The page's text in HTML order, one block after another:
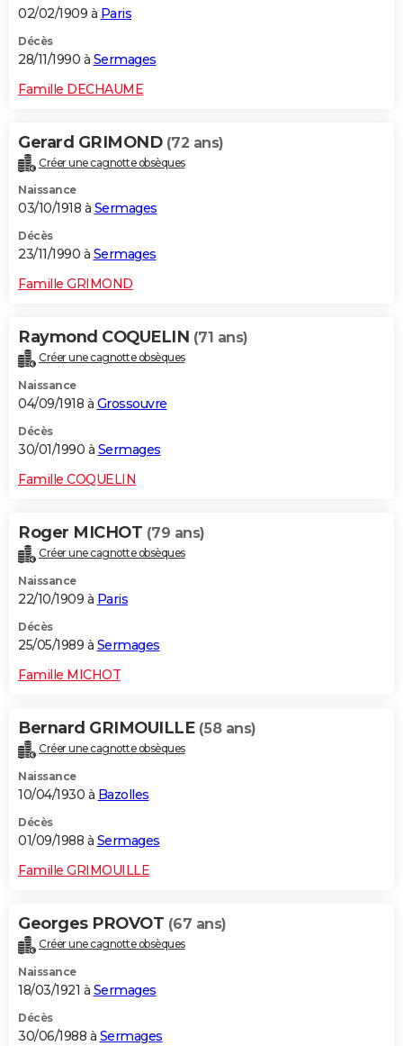
02/02/1909 à Paris
Décès
28/11/1990 à Sermages
Famille DECHAUME
Gerard GRIMOND (72 ans)
Créer une cagnotte obsèques
Naissance
03/10/1918 à Sermages
Décès
23/11/1990 à Sermages
Famille GRIMOND
Raymond COQUELIN (71 ans)
Créer une cagnotte obsèques
Naissance
04/09/1918 à Grossouvre
Décès
30/01/1990 à Sermages
Famille COQUELIN
Roger MICHOT (79 ans)
Créer une cagnotte obsèques
Naissance
22/10/1909 à Paris
Décès
25/05/1989 à Sermages
Famille MICHOT
Bernard GRIMOUILLE (58 ans)
Créer une cagnotte obsèques
Naissance
10/04/1930 à Bazolles
Décès
01/09/1988 à Sermages
Famille GRIMOUILLE
Georges PROVOT (67 ans)
Créer une cagnotte obsèques
Naissance
18/03/1921 à Sermages
Décès
30/06/1988 à Sermages